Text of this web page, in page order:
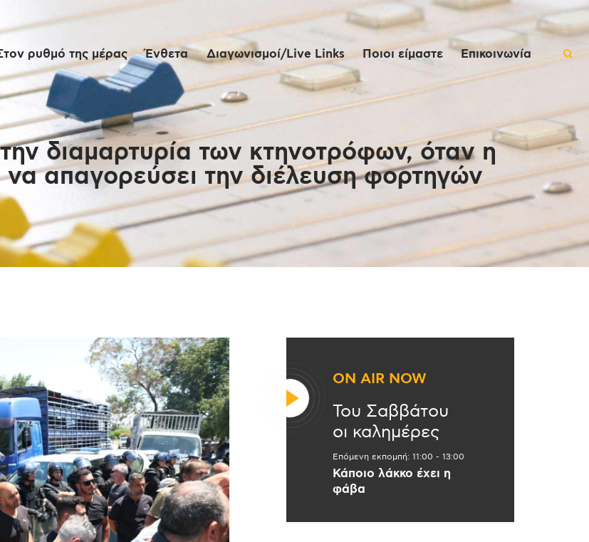
ρυθμό της μέρας Ένθετα Διαγωνισμοί/Live Links Ποιοι είμαστε Επικοινωνία
διαμαρτυρία των κτηνοτρόφων, όταν η
απαγορεύσει την διέλευση φορτηγών
ρυθμό της
Live
ON AIR NOW
Του Σαββάτου
οι καλημέρες
Επόμενη εκπομπή: 11:00 - 13:00
Κάποιο λάκκο έχει η
φάβα